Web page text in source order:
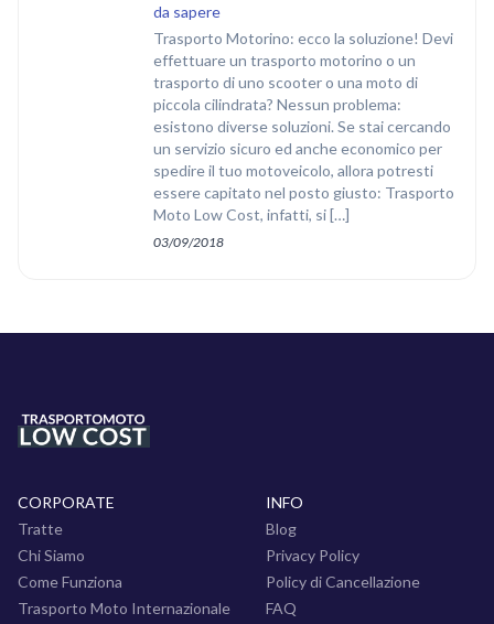
da sapere
Trasporto Motorino: ecco la soluzione! Devi
effettuare un trasporto motorino o un
trasporto di uno scooter o una moto di
piccola cilindrata? Nessun problema:
esistono diverse soluzioni. Se stai cercando
un servizio sicuro ed anche economico per
spedire il tuo motoveicolo, allora potresti
essere capitato nel posto giusto: Trasporto
Moto Low Cost, infatti, si […]
03/09/2018
CORPORATE
Tratte
Chi Siamo
Come Funziona
Trasporto Moto Internazionale
INFO
Blog
Privacy Policy
Policy di Cancellazione
FAQ